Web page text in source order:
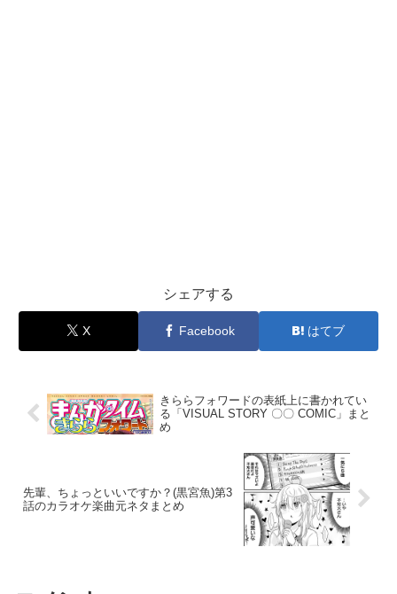
シェアする
X Facebook はてブ
きららフォワードの表紙上に書かれてい
る「VISUAL STORY 〇〇 COMIC」まと
め
先輩、ちょっといいですか？(黒宮魚)第3
話のカラオケ楽曲元ネタまとめ